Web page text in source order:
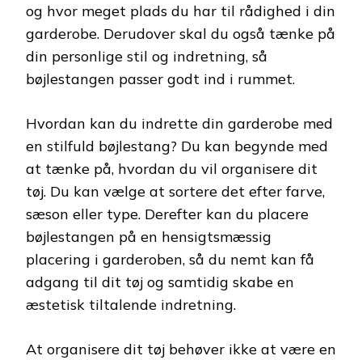
og hvor meget plads du har til rådighed i din
garderobe. Derudover skal du også tænke på
din personlige stil og indretning, så
bøjlestangen passer godt ind i rummet.
Hvordan kan du indrette din garderobe med
en stilfuld bøjlestang? Du kan begynde med
at tænke på, hvordan du vil organisere dit
tøj. Du kan vælge at sortere det efter farve,
sæson eller type. Derefter kan du placere
bøjlestangen på en hensigtsmæssig
placering i garderoben, så du nemt kan få
adgang til dit tøj og samtidig skabe en
æstetisk tiltalende indretning.
At organisere dit tøj behøver ikke at være en